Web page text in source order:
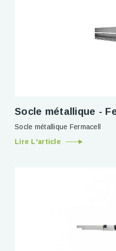
Socle métallique -
Socle métallique Fermacell
Lire L'article